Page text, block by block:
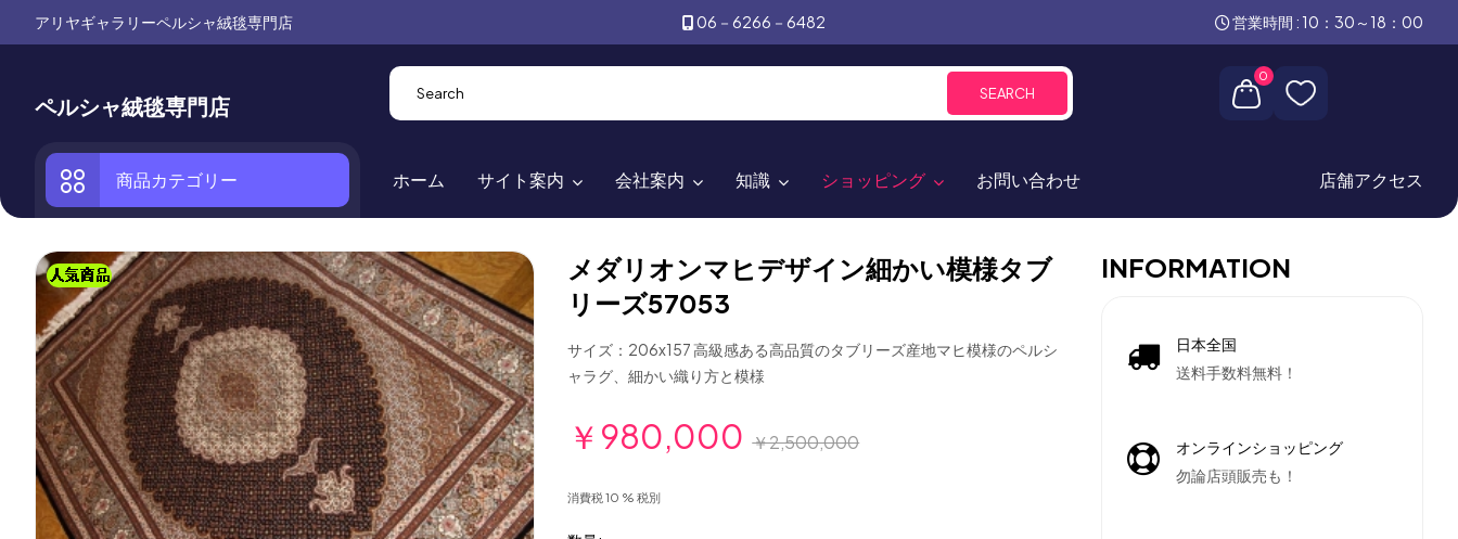
アリヤギャラリーペルシャ絨毯専門店 06－6266－6482 営業時間 : 10：30～18：00
ペルシャ絨毯専門店 SEARCH
0
商品カテゴリー ホーム サイト案内 会社案内 知識 ショッピング お問い合わせ 店舗アクセス
メダリオンマヒデザイン細かい模様タブ
リーズ57053
サイズ：206x157 高級感ある高品質のタブリーズ産地マヒ模様のペルシ
ャラグ、細かい織り方と模様
￥980,000 ￥2,500,000
消費税 10 % 税別
INFORMATION
日本全国
送料手数料無料！
オンラインショッピング
勿論店頭販売も！